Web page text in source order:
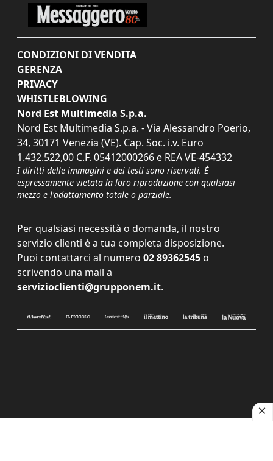
CONDIZIONI DI VENDITA
GERENZA
PRIVACY
WHISTLEBLOWING
Nord Est Multimedia S.p.a.
Nord Est Multimedia S.p.a. - Via Alessandro Poerio,
34, 30171 Venezia (VE). Cap. Soc. i.v. Euro
1.432.522,00 C.F. 05412000266 e REA VE-454332
I diritti delle immagini e dei testi sono riservati. È
espressamente vietata la loro riproduzione con qualsiasi
mezzo e l'adattamento totale o parziale.
Per qualsiasi necessità o domanda, il nostro
servizio clienti è a tua completa disposizione.
Puoi contattarci al numero 02 89362545 o
scrivendo una mail a
servizioclienti@grupponem.it.